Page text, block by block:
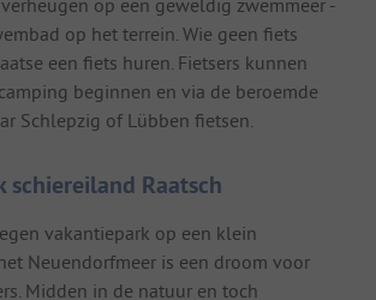
op het terrein. Wie geen fiets
een fiets huren. Fietsers kunnen
beginnen en via de beroemde
Schlepzig of Lübben fietsen.
schiereiland Raatsch
vakantiepark op een klein
Neuendorfmeer is een droom voor
Midden in de natuur en toch